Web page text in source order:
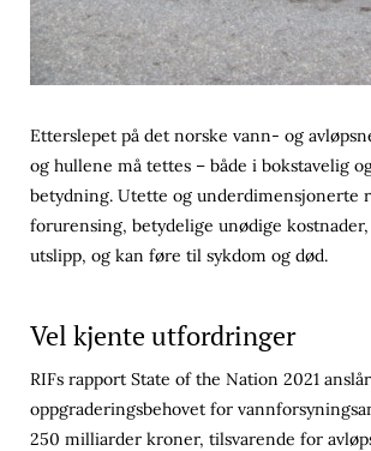
Etterslepet på det norske vann- og
og hullene må tettes – både i bokstavelig
betydning. Utette og underdimensjonerte
forurensing, betydelige unødige
utslipp, og kan føre til sykdom og død.
Vel kjente utfordringer
RIFs rapport State of the Nation 2021
oppgraderingsbehovet for
250 milliarder kroner, tilsvarende for